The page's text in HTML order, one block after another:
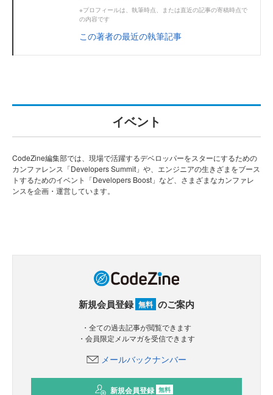
※プロフィールは、執筆時点、または直近の記事の寄稿時点で
の内容です
この著者の最近の執筆記事
イベント
CodeZine編集部では、現場で活躍するデベロッパーをスターにするための
カンファレンス「Developers Summit」や、エンジニアの生きざまをブース
トするためのイベント「Developers Boost」など、さまざまなカンファレ
ンスを企画・運営しています。